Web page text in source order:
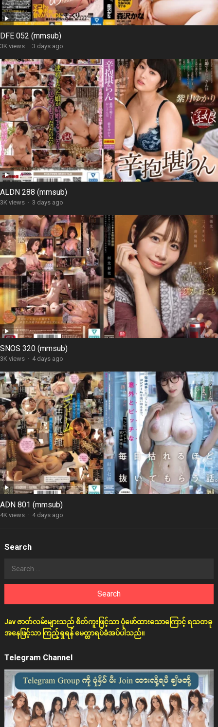
DFE 052 (mmsub)
3K views · 3 days ago
ALDN 288 (mmsub)
3K views · 3 days ago
SNOS 320 (mmsub)
3K views · 4 days ago
ADN 801 (mmsub)
4K views · 4 days ago
Search
Search
Jav ဇာတ်လမ်းများသည် စိတ်ကူးဖြင့်သာ ပုံဖော်ထားသောကြောင့် ရသတခု
အနေဖြင့်သာ ကြည့်ရှုရန် မေတ္တာရပ်ခံအပ်ပါသည်။
Telegram Channel